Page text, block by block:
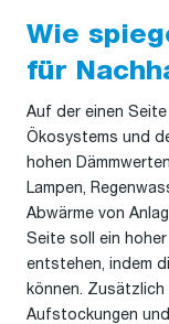
Wie
für
Auf der einen
Ökosystems und
hohen
Lampen,
Abwärme von
Seite soll ein
entstehen, indem
können.
Aufstockungen